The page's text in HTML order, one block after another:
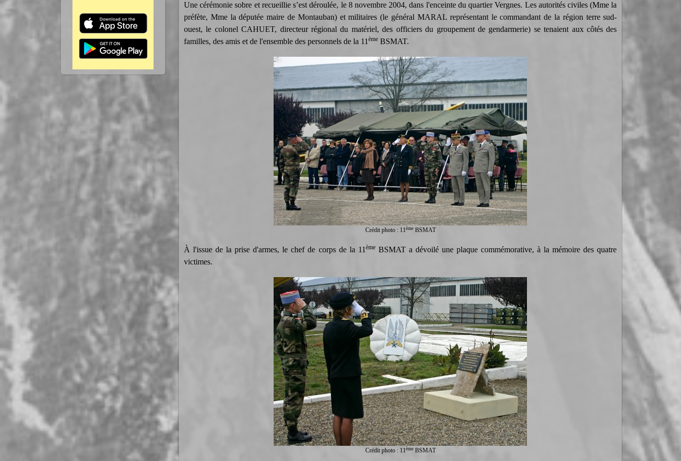
Une cérémonie sobre et recueillie s’est déroulée, le 8 novembre 2004, dans l'enceinte du quartier Vergnes. Les autorités civiles (Mme la
préfète, Mme la députée maire de Montauban) et militaires (le général MARAL représentant le commandant de la région terre sud-
ouest, le colonel CAHUET, directeur régional du matériel, des officiers du groupement de gendarmerie) se tenaient aux côtés des
familles, des amis et de l'ensemble des personnels de la 11 èmeBSMAT.
Crédit photo : 11èmeBSMAT
À l'issue de la prise d'armes, le chef de corps de la 11 èmeBSMAT a dévoilé une plaque commémorative, à la mémoire des quatre
victimes.
Crédit photo : 11èmeBSMAT